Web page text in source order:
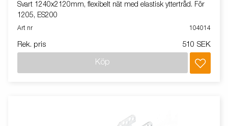
Svart 1240x2120mm, flexibelt nät med elastisk yttertråd. För
1205, ES200
Art nr 104014
Rek. pris 510 SEK
Köp